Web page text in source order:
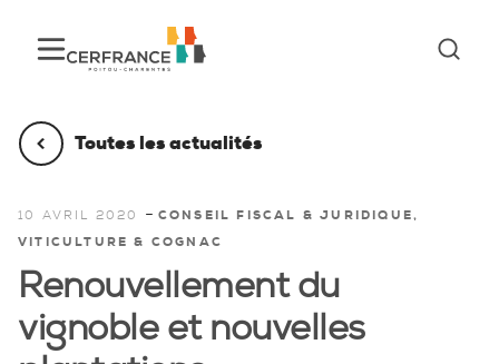
Toutes les actualités
10 AVRIL 2020 - CONSEIL FISCAL & JURIDIQUE,
VITICULTURE & COGNAC
Renouvellement du
vignoble et nouvelles